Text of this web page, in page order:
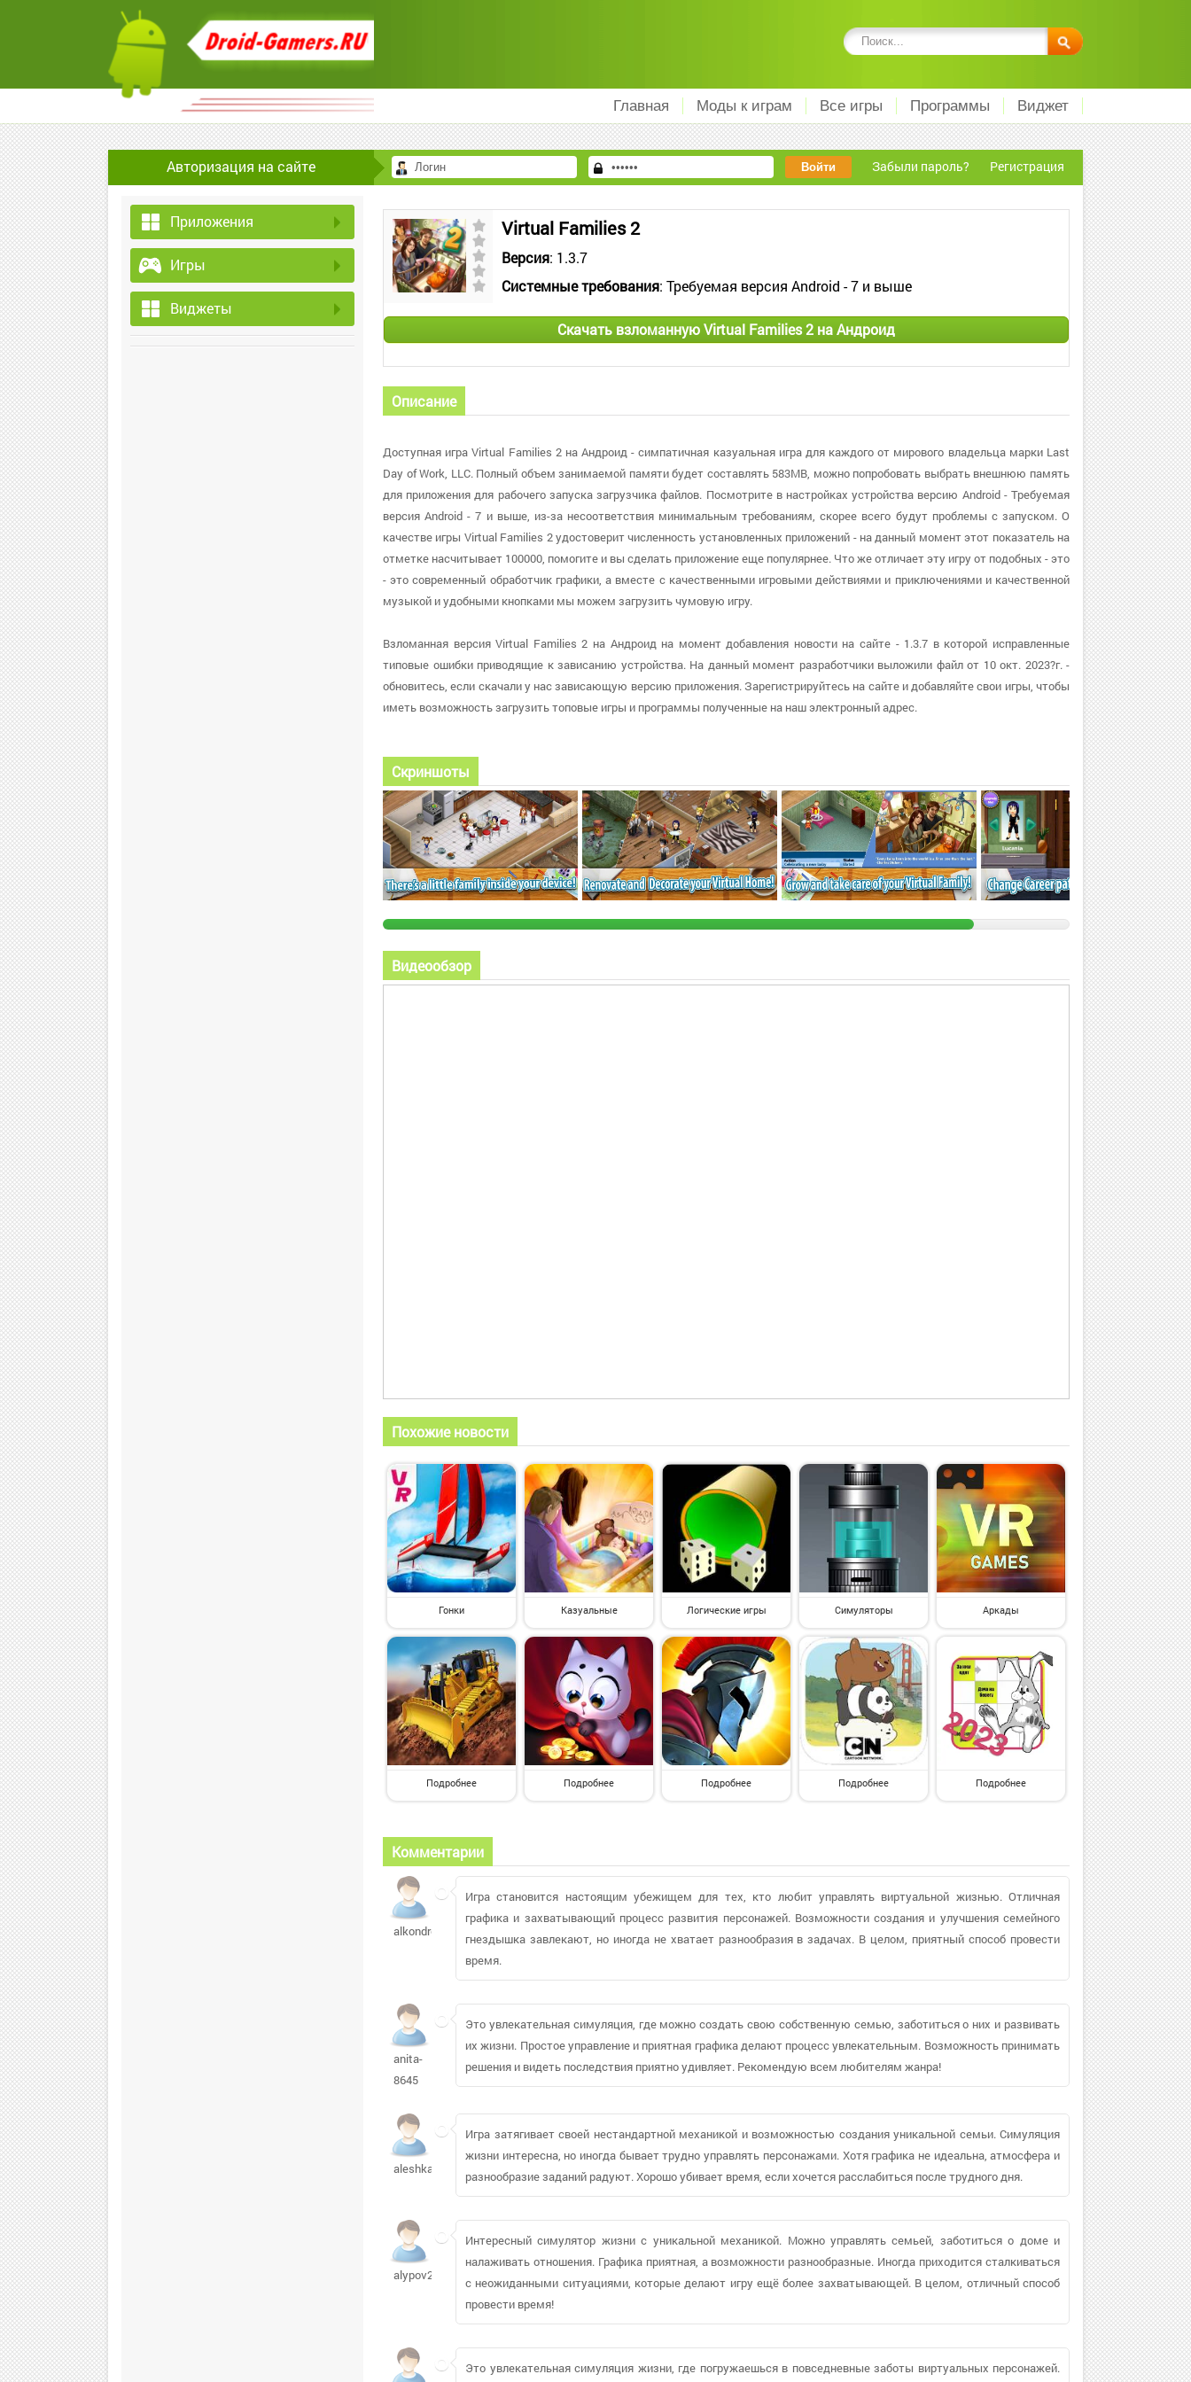
Главная Моды к играм Все игры Программы Виджет
Авторизация на сайте Забыли пароль? Регистрация
Приложения
Игры
Виджеты
Virtual Families 2
Версия: 1.3.7
Системные требования: Требуемая версия Android - 7 и выше
Скачать взломанную Virtual Families 2 на Андроид
Описание
Доступная игра Virtual Families 2 на Андроид - симпатичная казуальная игра для каждого от мирового владельца марки Last
Day of Work, LLC. Полный объем занимаемой памяти будет составлять 583MB, можно попробовать выбрать внешнюю память
для приложения для рабочего запуска загрузчика файлов. Посмотрите в настройках устройства версию Android - Требуемая
версия Android - 7 и выше, из-за несоответствия минимальным требованиям, скорее всего будут проблемы с запуском. О
качестве игры Virtual Families 2 удостоверит численность установленных приложений - на данный момент этот показатель на
отметке насчитывает 100000, помогите и вы сделать приложение еще популярнее. Что же отличает эту игру от подобных - это
- это современный обработчик графики, а вместе с качественными игровыми действиями и приключениями и качественной
музыкой и удобными кнопками мы можем загрузить чумовую игру.
Взломанная версия Virtual Families 2 на Андроид на момент добавления новости на сайте - 1.3.7 в которой исправленные
типовые ошибки приводящие к зависанию устройства. На данный момент разработчики выложили файл от 10 окт. 2023?г. -
обновитесь, если скачали у нас зависающую версию приложения. Зарегистрируйтесь на сайте и добавляйте свои игры, чтобы
иметь возможность загрузить топовые игры и программы полученные на наш электронный адрес.
Скриншоты
Видеообзор
Похожие новости
Гонки Казуальные Логические игры Симуляторы Аркады
Подробнее Подробнее Подробнее Подробнее Подробнее
Комментарии
alkondrev
Игра становится настоящим убежищем для тех, кто любит управлять виртуальной жизнью. Отличная
графика и захватывающий процесс развития персонажей. Возможности создания и улучшения семейного
гнездышка завлекают, но иногда не хватает разнообразия в задачах. В целом, приятный способ провести
время.
anita-
8645
Это увлекательная симуляция, где можно создать свою собственную семью, заботиться о них и развивать
их жизни. Простое управление и приятная графика делают процесс увлекательным. Возможность принимать
решения и видеть последствия приятно удивляет. Рекомендую всем любителям жанра!
aleshkaz103
Игра затягивает своей нестандартной механикой и возможностью создания уникальной семьи. Симуляция
жизни интересна, но иногда бывает трудно управлять персонажами. Хотя графика не идеальна, атмосфера и
разнообразие заданий радуют. Хорошо убивает время, если хочется расслабиться после трудного дня.
alypov2009
Интересный симулятор жизни с уникальной механикой. Можно управлять семьей, заботиться о доме и
налаживать отношения. Графика приятная, а возможности разнообразные. Иногда приходится сталкиваться
с неожиданными ситуациями, которые делают игру ещё более захватывающей. В целом, отличный способ
провести время!
Это увлекательная симуляция жизни, где погружаешься в повседневные заботы виртуальных персонажей.